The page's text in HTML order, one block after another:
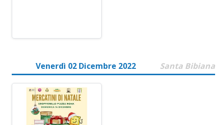
Venerdì 02 Dicembre 2022 Santa Bibiana